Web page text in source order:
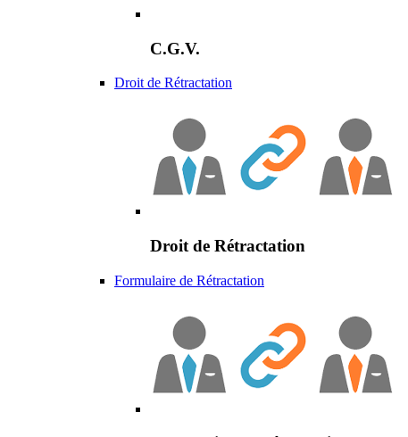
C.G.V.
Droit de Rétractation
Droit de Rétractation
Formulaire de Rétractation